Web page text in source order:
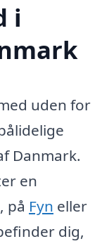
i
uden for
Danmark.
en
, på Fyn eller
dig,